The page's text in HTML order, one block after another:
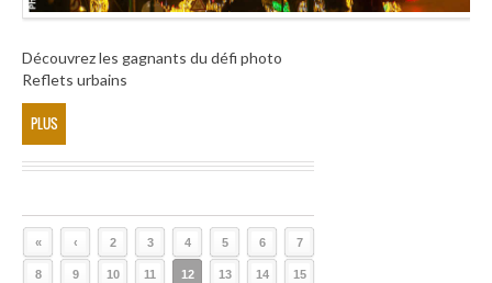
Découvrez les gagnants du défi photo
Reflets urbains
PLUS
« ‹ 2 3 4 5 6 7
8 9 10 11 12 13 14 15